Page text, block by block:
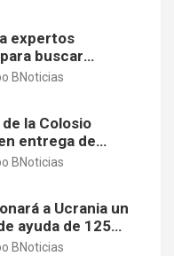
expertos
buscar
del sargazo
BNoticias
la Colosio
entrega de
BNoticias
a Ucrania un
ayuda de 125
BNoticias